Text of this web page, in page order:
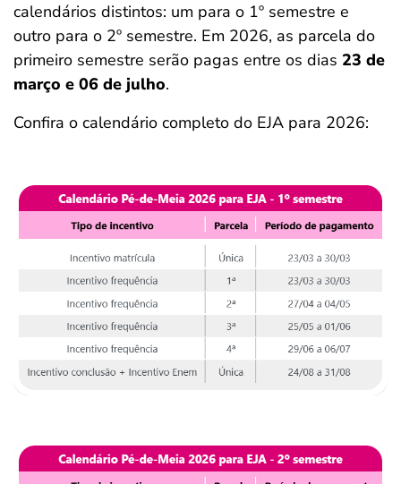
calendários distintos: um para o 1º semestre e
outro para o 2º semestre. Em 2026, as parcela do
primeiro semestre serão pagas entre os dias 23 de
março e 06 de julho.
Confira o calendário completo do EJA para 2026: